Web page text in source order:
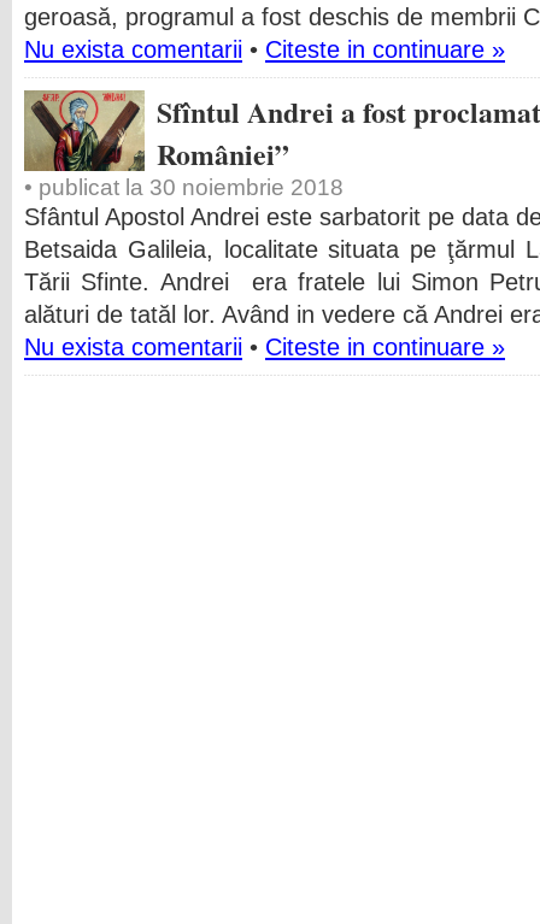
geroasă, programul a fost deschis de membrii
Nu exista comentarii • Citeste in continuare »
Sfîntul Andrei a fost
României”
• publicat la 30 noiembrie 2018
Sfântul Apostol Andrei este sarbatorit pe data
Betsaida Galileia, localitate situata pe ţărmul
Tării Sfinte. Andrei era fratele lui Simon
alături de tatăl lor. Având in vedere că Andrei
Nu exista comentarii • Citeste in continuare »